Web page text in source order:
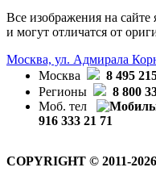
Все изображения на сайте
и могут отличатся от
Москва, ул. Адмирала
Москва
8 495
Регионы
8 800
Моб. тел
916 333 21 71
COPYRIGHT © 2011-